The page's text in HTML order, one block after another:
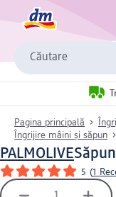
Căutare
Pagina principală
Îngrijire mâini și săpun
PALMOLIVE
5 (1